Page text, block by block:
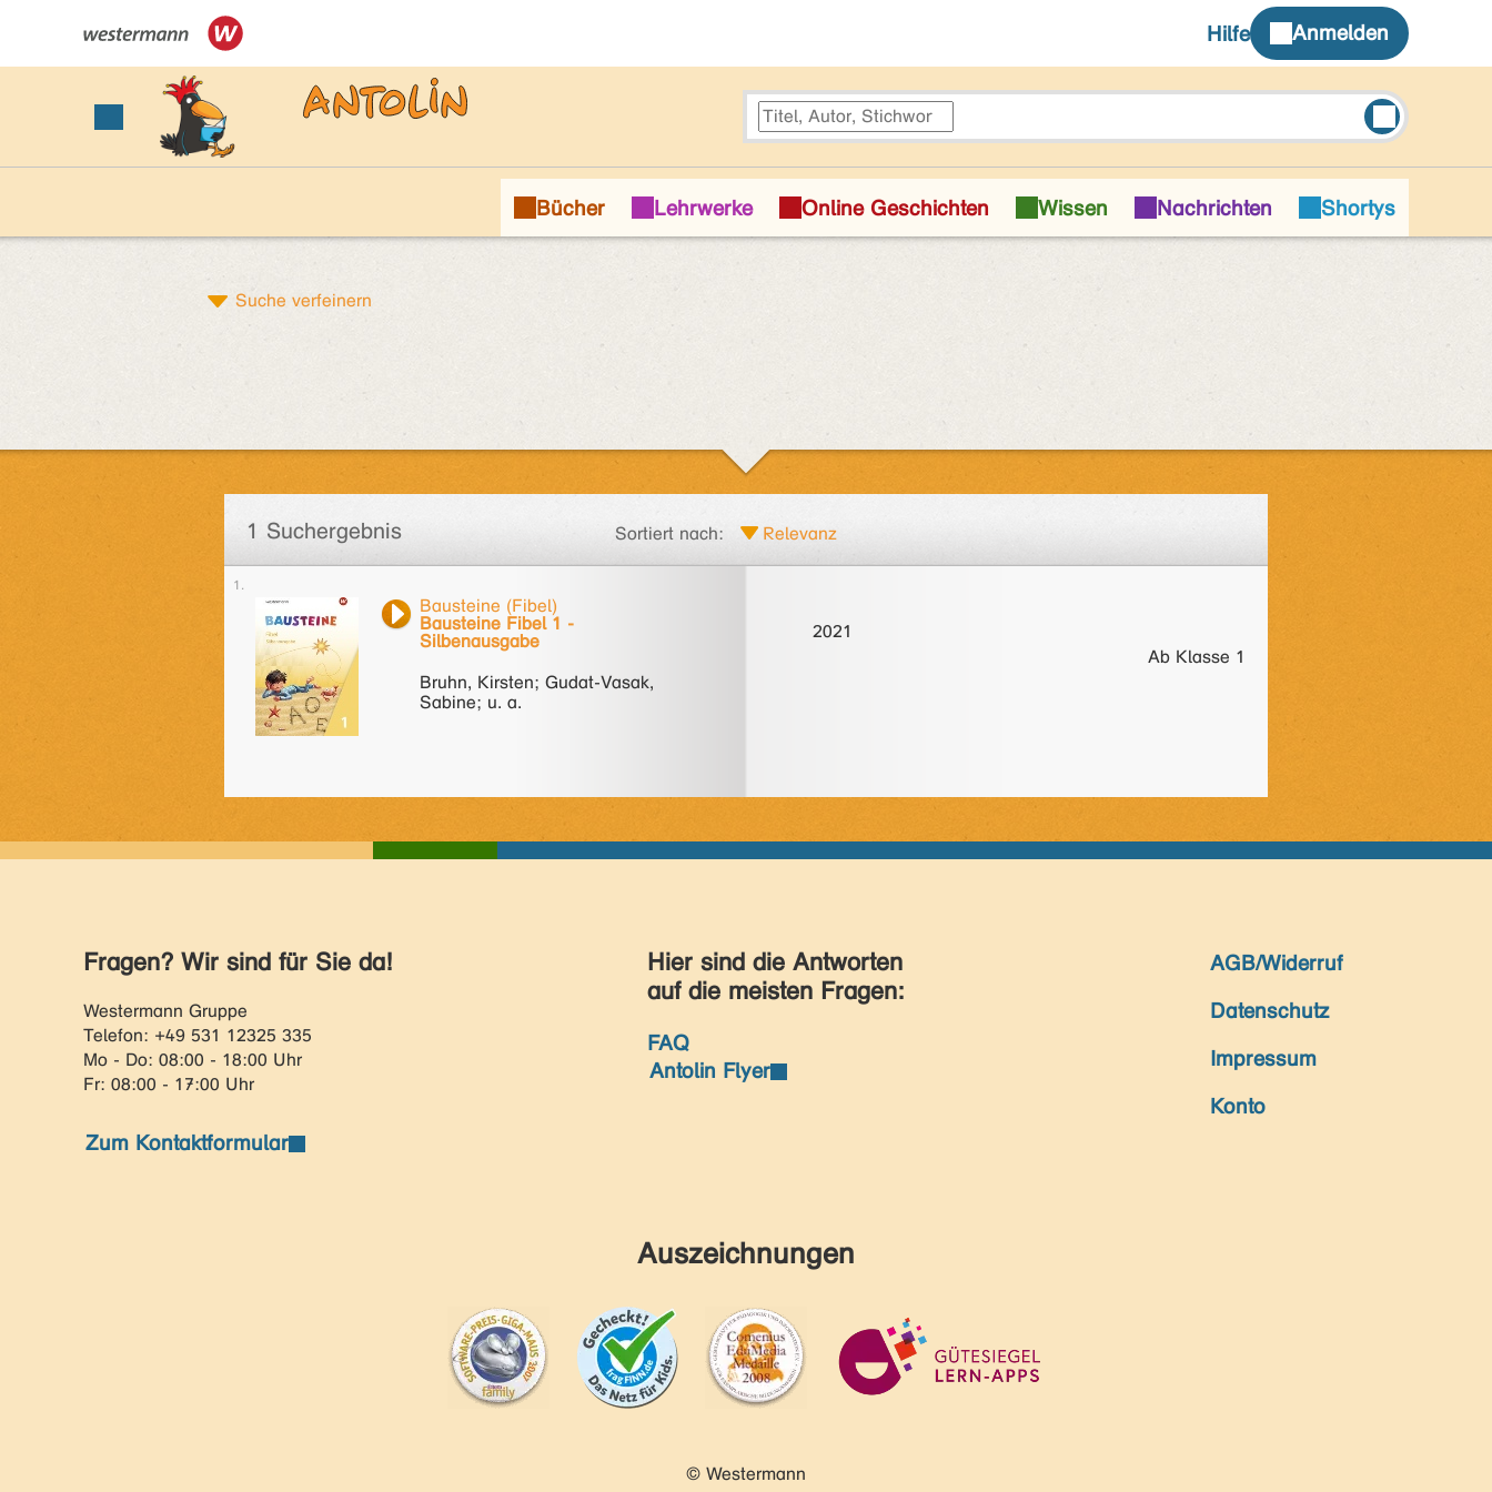
Suche verfeinern
1 Suchergebnis Sortiert nach:
Bausteine (Fibel)
Bausteine Fibel 1 -
Silbenausgabe
Bruhn, Kirsten; Gudat-Vasak,
Sabine; u. a.
2021
Ab Klasse 1